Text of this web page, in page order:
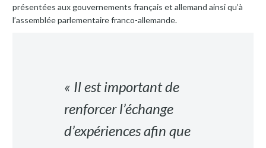
présentées aux gouvernements français et allemand ainsi qu’à
l’assemblée parlementaire franco-allemande.
« Il est important de
renforcer l’échange
d’expériences afin que